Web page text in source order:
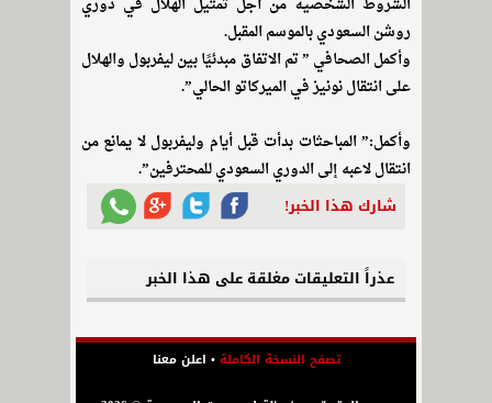
روشن السعودي بالموسم المقبل.
وأكمل الصحافي ” تم الاتفاق مبدئيًا بين ليفربول والهلال
على انتقال نونيز في الميركاتو الحالي”.
وأكمل:” المباحثات بدأت قبل أيام وليفربول لا يمانع من
انتقال لاعبه إلى الدوري السعودي للمحترفين”.
شارك هذا الخبر!
عذراً التعليقات مغلقة على هذا الخبر
تصفح النسخة الكاملة• اعلن معنا